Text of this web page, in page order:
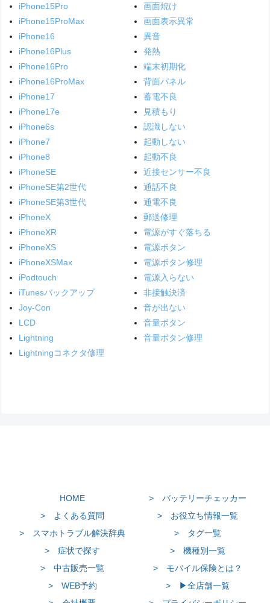
iPhone15Pro
iPhone15ProMax
iPhone16
iPhone16Plus
iPhone16Pro
iPhone16ProMax
iPhone17
iPhone17e
iPhone6s
iPhone7
iPhone8
iPhoneSE
iPhoneSE第2世代
iPhoneSE第3世代
iPhoneX
iPhoneXR
iPhoneXS
iPhoneXSMax
iPodtouch
iTunesバックアップ
Joy-Con
LCD
Lightning
Lightningコネクタ修理
画面焼け
画面表示異常
異音
発熱
端末初期化
背面パネル
蓄電不良
見積もり
認識しない
起動しない
起動不良
近接センサー不良
通話不良
通電不良
郵送修理
電源がすぐ落ちる
電源ボタン
電源ボタン修理
電源入らない
非接触決済
音が出ない
音量ボタン
音量ボタン修理
HOME
> バッテリーチェッカー
> よくある質問
> お役立ち情報一覧
> スマホトラブル解決辞典
> タグ一覧
> 症状で探す
> 機種別一覧
> 中古販売一覧
> モバイル保険とは？
> WEB予約
> ▶全店舗一覧